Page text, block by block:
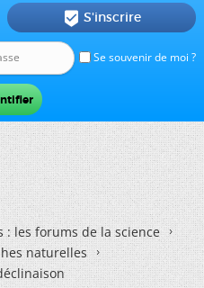
Se souvenir de moi ?
 S'inscrire
: les forums de la science
naturelles